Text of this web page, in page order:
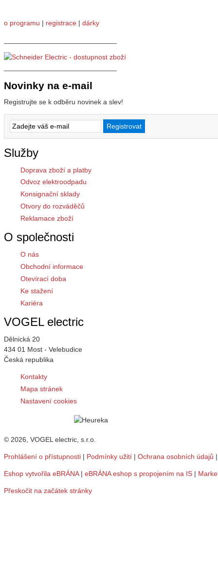
o programu | registrace | dárky
Novinky na e-mail
Registrujte se k odběru novinek a slev!
Služby
Doprava zboží a platby
Odvoz elektroodpadu
Konsignační sklady
Otvory do rozváděčů
Reklamace zboží
O společnosti
O nás
Obchodní informace
Otevírací doba
Ke stažení
Kariéra
VOGEL electric
Dělnická 20
434 01 Most - Velebudice
Česká republika
Kontakty
Mapa stránek
Nastavení cookies
© 2026, VOGEL electric, s.r.o.
Prohlášení o přístupnosti | Podmínky užití | Ochrana osobních údajů
Eshop vytvořila eBRÁNA| eBRÁNA eshop s propojením na IS |
Přeskočit na začátek stránky